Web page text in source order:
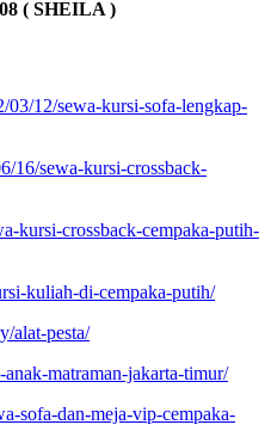
( SHEILA )
03/12/sewa-kursi-sofa-lengkap-
16/sewa-kursi-crossback-
kursi-crossback-cempaka-putih-
kuliah-di-cempaka-putih/
alat-pesta/
matraman-jakarta-timur/
sofa-dan-meja-vip-cempaka-